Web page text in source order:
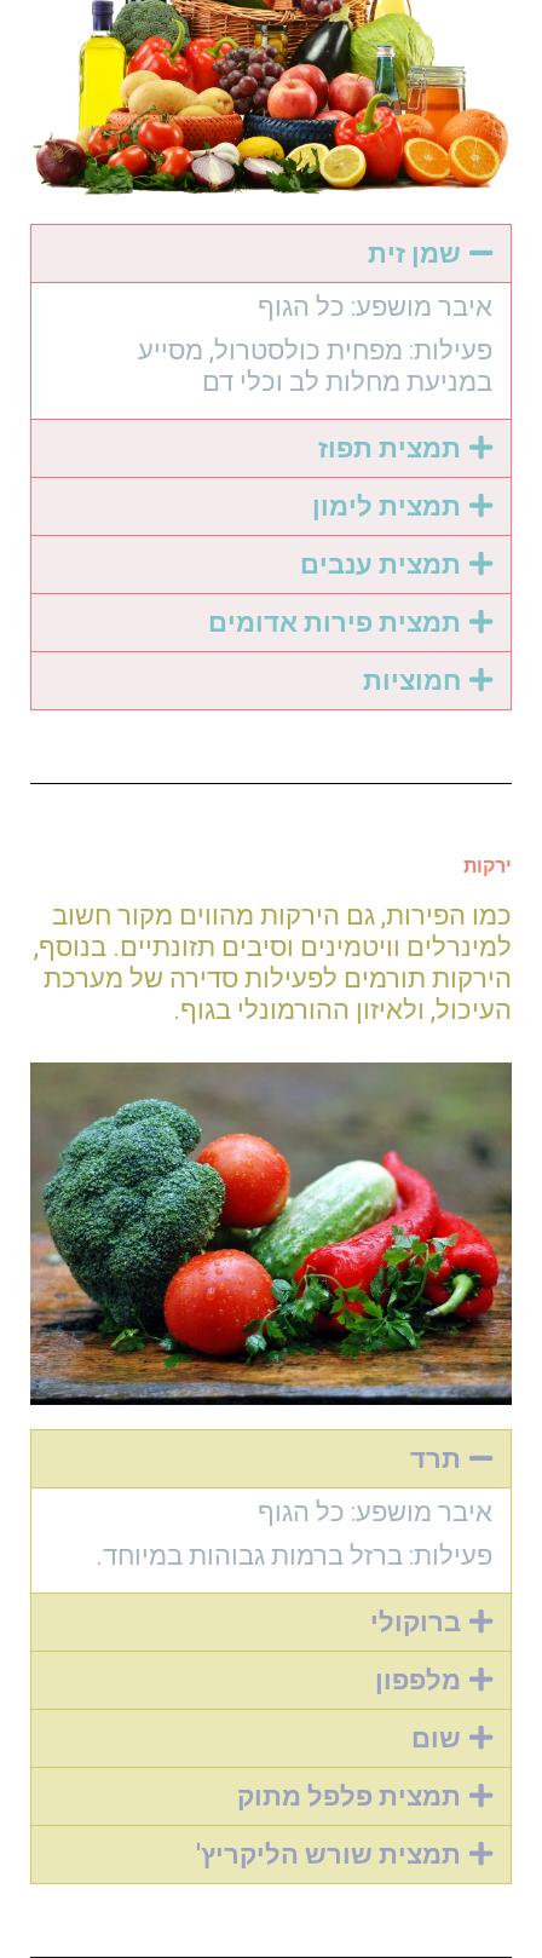
שמן זית
איבר מושפע: כל הגוף
פעילות: מפחית כולסטרול, מסייע
במניעת מחלות לב וכלי דם
תמצית תפוז
תמצית לימון
תמצית ענבים
תמצית פירות אדומים
חמוציות
ירקות
כמו הפירות, גם הירקות מהווים מקור חשוב
למינרלים וויטמינים וסיבים תזונתיים. בנוסף,
הירקות תורמים לפעילות סדירה של מערכת
העיכול, ולאיזון ההורמונלי בגוף.
תרד
איבר מושפע: כל הגוף
פעילות: ברזל ברמות גבוהות במיוחד.
ברוקולי
מלפפון
שום
תמצית פלפל מתוק
תמצית שורש הליקריץ'